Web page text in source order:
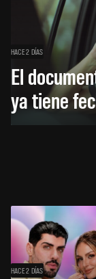
HACE 2 DÍAS
El
ya tiene
HACE 2 DÍAS